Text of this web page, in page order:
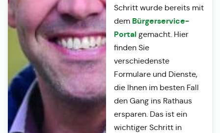
Schritt wurde bereits mit
dem Bürgerservice-
Portalgemacht. Hier
finden Sie
verschiedenste
Formulare und Dienste,
die Ihnen im besten Fall
den Gang ins Rathaus
ersparen. Das ist ein
wichtiger Schritt in